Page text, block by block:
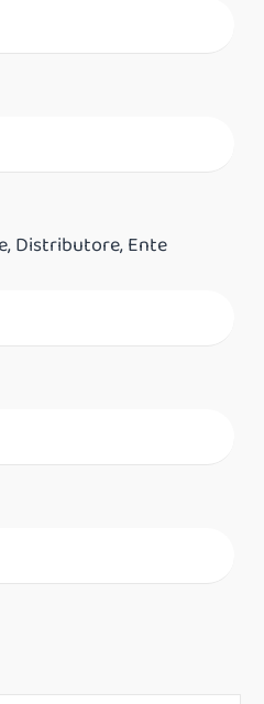
Distributore, Ente